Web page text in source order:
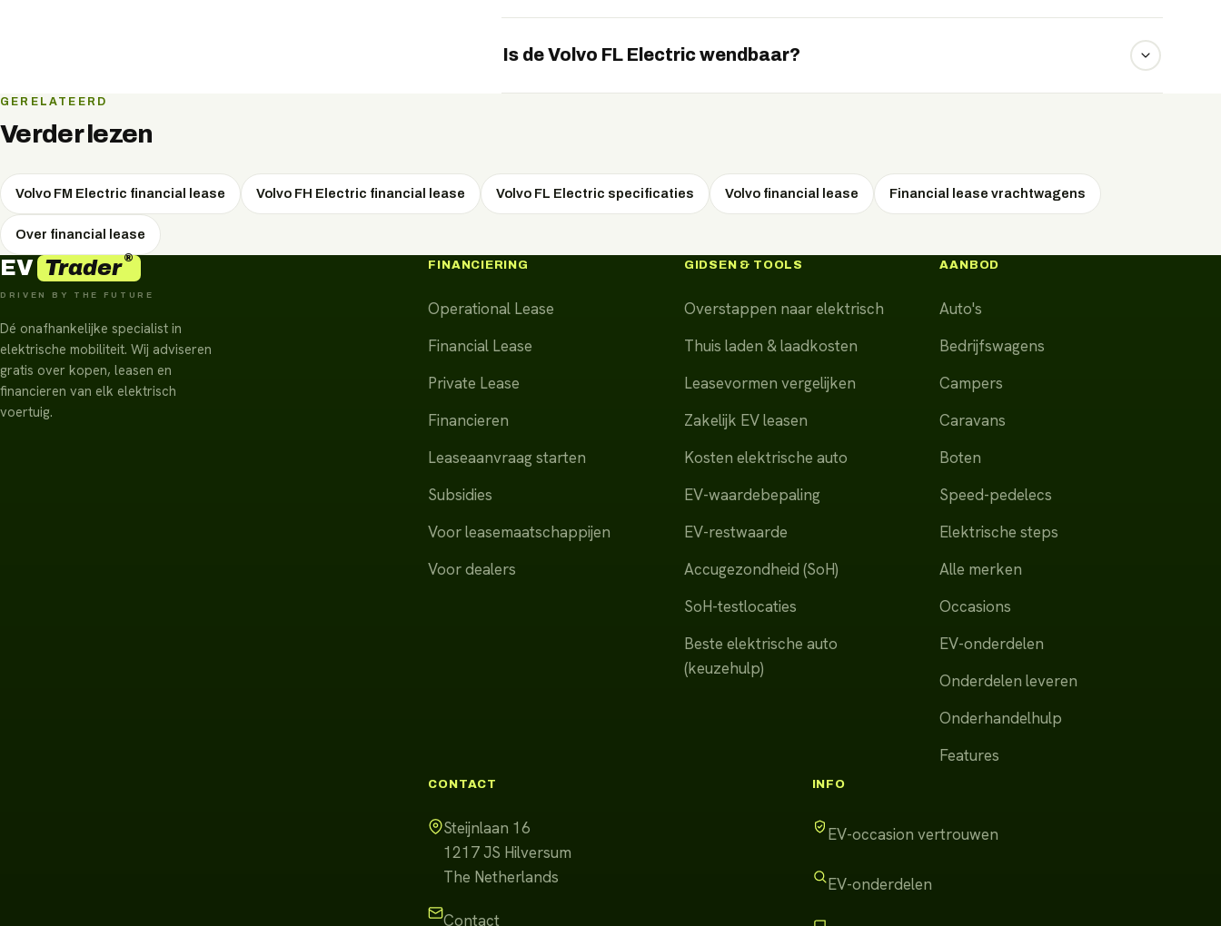
maand.
Is de Volvo FL Electric wendbaar?
GERELATEERD
Verder lezen
Volvo FM Electric financial lease Volvo FH Electric financial lease Volvo FL Electric specificaties Volvo financial lease Financial lease vrachtwagens
Over financial lease
EV Trader®
DRIVEN BY THE FUTURE
Dé onafhankelijke specialist in
elektrische mobiliteit. Wij adviseren
gratis over kopen, leasen en
financieren van elk elektrisch
voertuig.
FINANCIERING
Operational Lease
Financial Lease
Private Lease
Financieren
Leaseaanvraag starten
Subsidies
Voor leasemaatschappijen
Voor dealers
GIDSEN & TOOLS
Overstappen naar elektrisch
Thuis laden & laadkosten
Leasevormen vergelijken
Zakelijk EV leasen
Kosten elektrische auto
EV-waardebepaling
EV-restwaarde
Accugezondheid (SoH)
SoH-testlocaties
Beste elektrische auto
(keuzehulp)
AANBOD
Auto's
Bedrijfswagens
Campers
Caravans
Boten
Speed-pedelecs
Elektrische steps
Alle merken
Occasions
EV-onderdelen
Onderdelen leveren
Onderhandelhulp
Features
CONTACT
Steijnlaan 16
1217 JS Hilversum
The Netherlands
Contact
INFO
EV-occasion vertrouwen
EV-onderdelen